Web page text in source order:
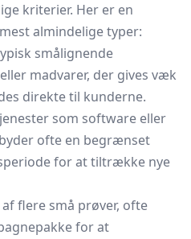
kriterier. Her er en
almindelige typer:
smålignende
madvarer, der gives væk
direkte til kunderne.
som software eller
ofte en begrænset
for at tiltrække nye
flere små prøver, ofte
for at